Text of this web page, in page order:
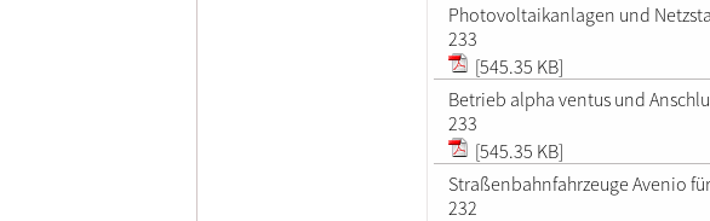
Photovoltaikanlagen und
233
[545.35 KB]
Betrieb alpha ventus und
233
[545.35 KB]
Straßenbahnfahrzeuge Avenio
232